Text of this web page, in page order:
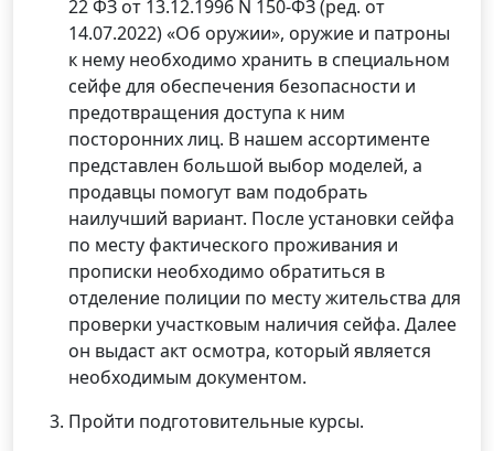
22 ФЗ от 13.12.1996 N 150-ФЗ (ред. от
14.07.2022) «Об оружии», оружие и патроны
к нему необходимо хранить в специальном
сейфе для обеспечения безопасности и
предотвращения доступа к ним
посторонних лиц. В нашем ассортименте
представлен большой выбор моделей, а
продавцы помогут вам подобрать
наилучший вариант. После установки сейфа
по месту фактического проживания и
прописки необходимо обратиться в
отделение полиции по месту жительства для
проверки участковым наличия сейфа. Далее
он выдаст акт осмотра, который является
необходимым документом.
Пройти подготовительные курсы.